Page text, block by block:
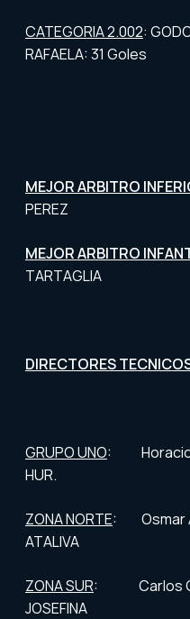
CATEGORIA 2.002:
RAFAELA: 31 Goles
MEJOR ARBITRO
PEREZ
MEJOR ARBITRO
TARTAGLIA
DIRECTORES
GRUPO UNO: Horacio
HUR.
ZONA NORTE: Osmar
ATALIVA
ZONA SUR: Carlos
JOSEFINA